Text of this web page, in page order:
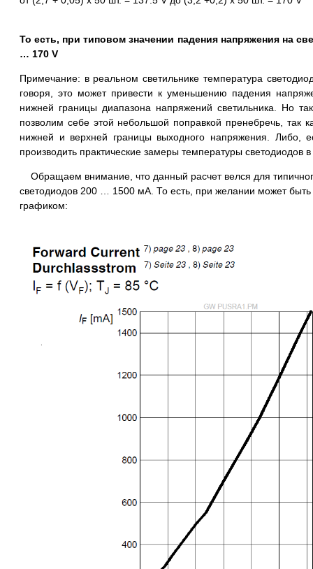
То есть, при типовом значении падения напряжения на
… 170 V
Примечание: в реальном светильнике температура
говоря, это может привести к уменьшению падения
нижней границы диапазона напряжений светильника. Но
позволим себе этой небольшой поправкой пренебречь, так
нижней и верхней границы выходного напряжения. Либо,
производить практические замеры температуры светодиодов
Обращаем внимание, что данный расчет велся для
светодиодов 200 … 1500 мА. То есть, при желании может быть
графиком: